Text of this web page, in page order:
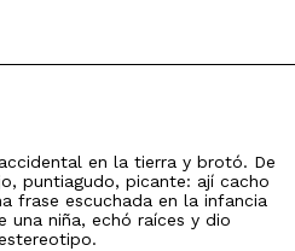
en la tierra y brotó. De
puntiagudo, picante: ají cacho
frase escuchada en la infancia
una niña, echó raíces y dio